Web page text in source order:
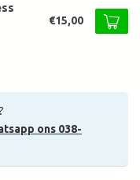
€15,00
ons 038-